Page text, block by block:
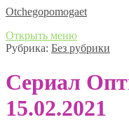
Оtchegopomogaet
Открыть меню
Рубрика: Без рубрики
Сериал
15.02.2021